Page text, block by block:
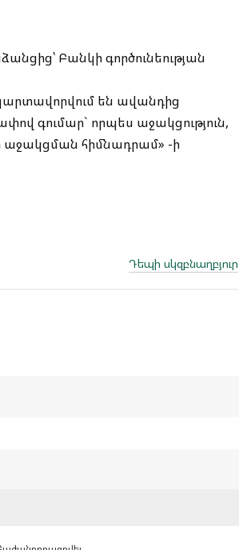
Բանկի գործունեության
են ավանդից
գումար` որպես աջակցություն,
հիմնադրամ» -ի
Դեպի սկզբնաղբյուր